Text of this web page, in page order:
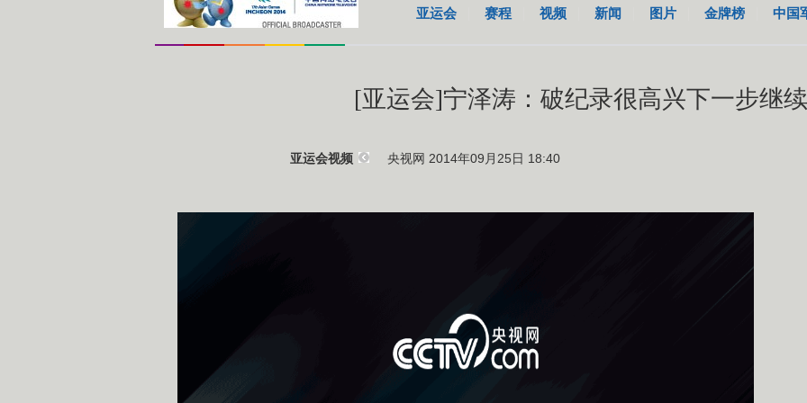
亚运会 赛程 视频 新闻 图片 金牌榜 中国
[亚运会]宁泽涛：破纪录很高兴下一步继
亚运会视频 央视网 2014年09月25日 18:40